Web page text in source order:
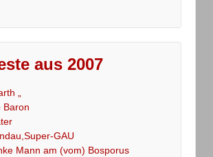
aus 2007
„
Baron
GAU
Mann am (vom) Bosporus